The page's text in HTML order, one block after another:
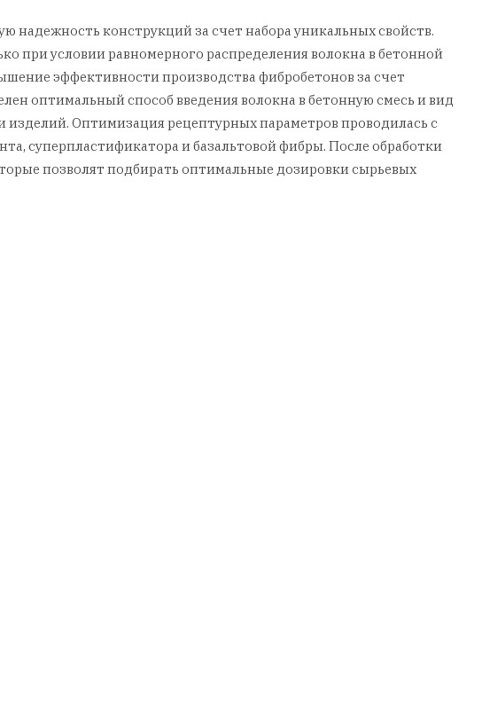
конструкций за счет набора уникальных свойств.
при условии равномерного распределения волокна в бетонной
эффективности производства фибробетонов за счет
оптимальный способ введения волокна в бетонную смесь и вид
Оптимизация рецептурных параметров проводилась с
суперпластификатора и базальтовой фибры. После обработки
позволят подбирать оптимальные дозировки сырьевых